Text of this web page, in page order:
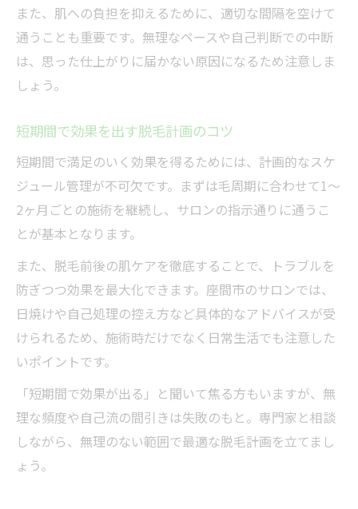
また、肌への負担を抑えるために、適切な間隔を空けて
通うことも重要です。無理なペースや自己判断での中断
は、思った仕上がりに届かない原因になるため注意しま
しょう。
短期間で効果を出す脱毛計画のコツ
短期間で満足のいく効果を得るためには、計画的なスケ
ジュール管理が不可欠です。まずは毛周期に合わせて1〜
2ヶ月ごとの施術を継続し、サロンの指示通りに通うこ
とが基本となります。
また、脱毛前後の肌ケアを徹底することで、トラブルを
防ぎつつ効果を最大化できます。座間市のサロンでは、
日焼けや自己処理の控え方など具体的なアドバイスが受
けられるため、施術時だけでなく日常生活でも注意した
いポイントです。
「短期間で効果が出る」と聞いて焦る方もいますが、無
理な頻度や自己流の間引きは失敗のもと。専門家と相談
しながら、無理のない範囲で最適な脱毛計画を立てまし
ょう。